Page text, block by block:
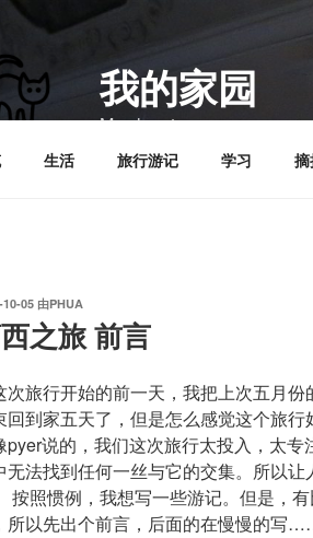
我的家园
My planet
生活 旅行游记 学习
10-05 由PHUA
之旅 前言
次旅行开始的前一天，我把上次五月
回到家五天了，但是怎么感觉这个旅
pyer说的，我们这次旅行太投入，太
无法找到任何一丝与它的交集。所以
按照惯例，我想写一些游记。但是，
所以先出个前言，后面的在慢慢的写